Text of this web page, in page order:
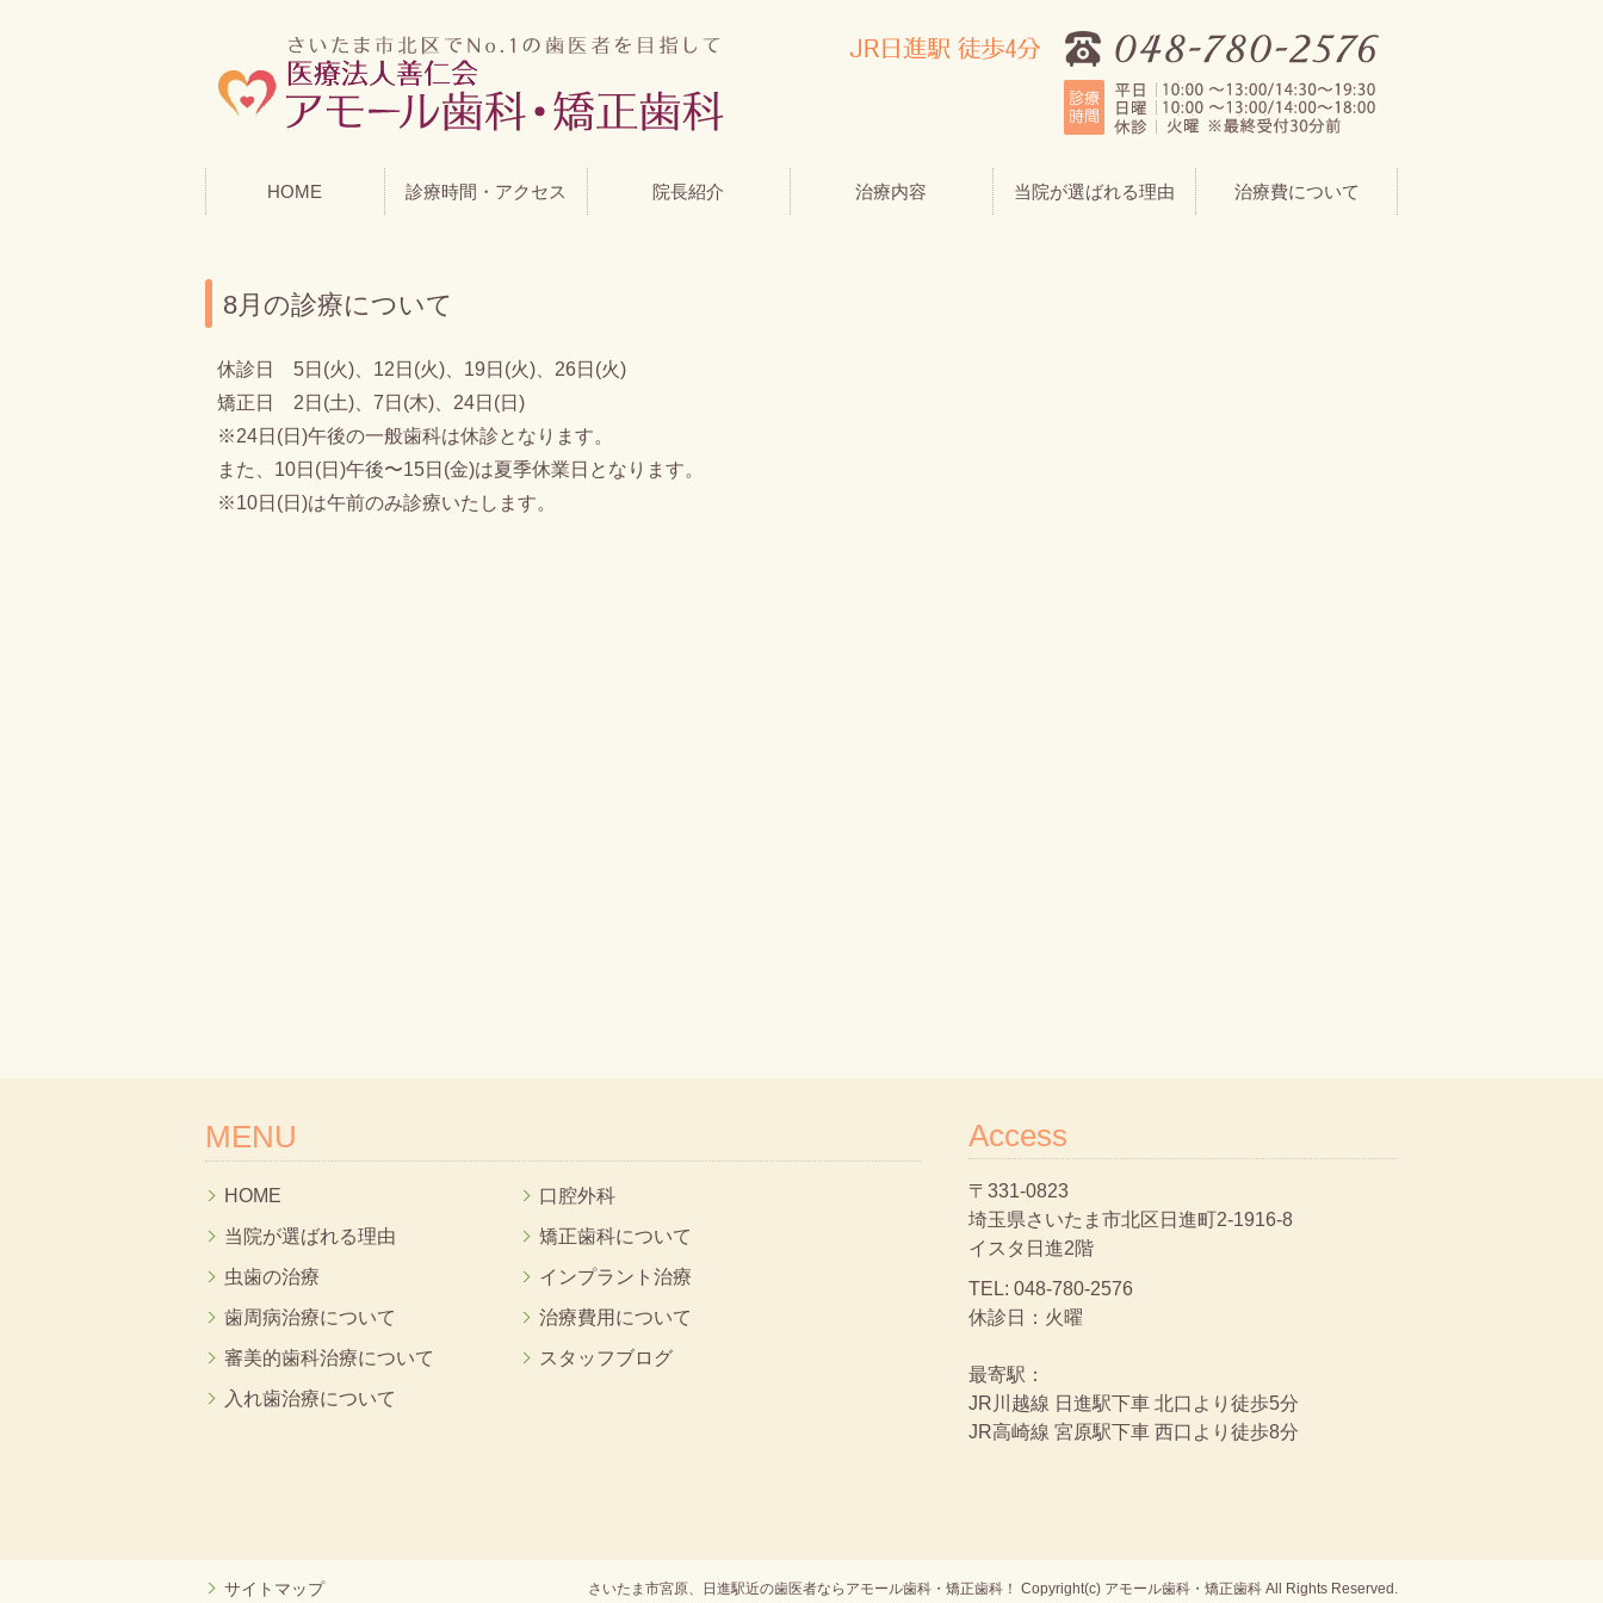
HOME 診療時間・アクセス 院長紹介 治療内容 当院が選ばれる理由 治療費について
8月の診療について
休診日 5日(火)、12日(火)、19日(火)、26日(火)
矯正日 2日(土)、7日(木)、24日(日)
※24日(日)午後の一般歯科は休診となります。
また、10日(日)午後〜15日(金)は夏季休業日となります。
※10日(日)は午前のみ診療いたします。
MENU
HOME
当院が選ばれる理由
虫歯の治療
歯周病治療について
審美的歯科治療について
入れ歯治療について
口腔外科
矯正歯科について
インプラント治療
治療費用について
スタッフブログ
Access
〒331-0823
埼玉県さいたま市北区日進町2-1916-8
イスタ日進2階
TEL: 048-780-2576
休診日：火曜
最寄駅：
JR川越線 日進駅下車 北口より徒歩5分
JR高崎線 宮原駅下車 西口より徒歩8分
サイトマップ さいたま市宮原、日進駅近の歯医者ならアモール歯科・矯正歯科！ Copyright(c) アモール歯科・矯正歯科 All Rights Reserved.